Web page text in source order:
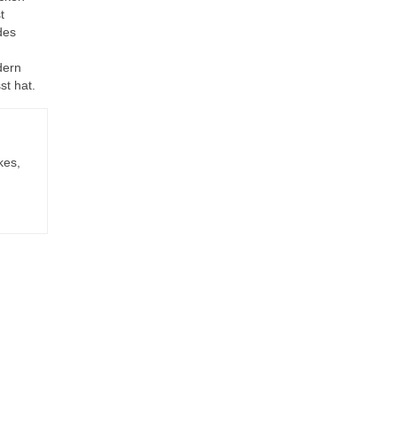
hat.